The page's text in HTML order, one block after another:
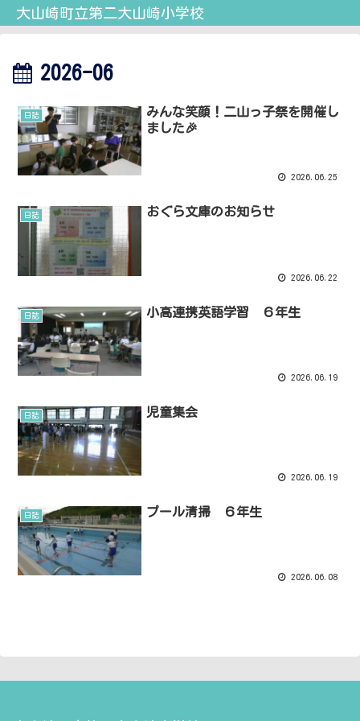
大山崎町立第二大山崎小学校
2026-06
日誌
みんな笑顔！二山っ子祭を開催し
ました🎉
2026.06.25
日誌 おぐら文庫のお知らせ
2026.06.22
日誌 小高連携英語学習 ６年生
2026.06.19
日誌 児童集会
2026.06.19
日誌 プール清掃 ６年生
2026.06.08